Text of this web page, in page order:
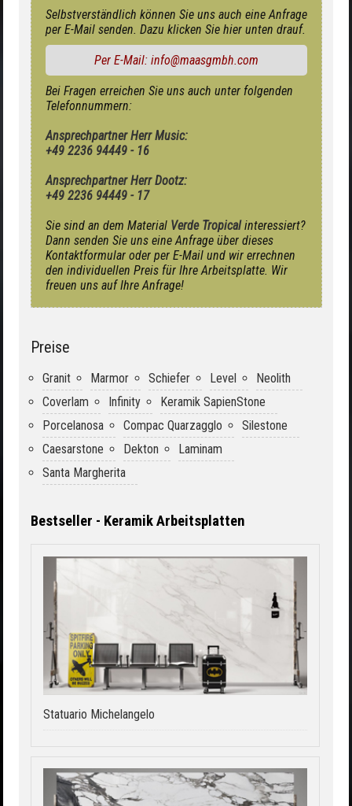
Selbstverständlich können Sie uns auch eine Anfrage
per E-Mail senden. Dazu klicken Sie hier unten drauf.
Per E-Mail: info@maasgmbh.com
Bei Fragen erreichen Sie uns auch unter folgenden
Telefonnummern:
Ansprechpartner Herr Music:
+49 2236 94449 - 16
Ansprechpartner Herr Dootz:
+49 2236 94449 - 17
Sie sind an dem Material Verde Tropicalinteressiert?
Dann senden Sie uns eine Anfrage über dieses
Kontaktformular oder per E-Mail und wir errechnen
den individuellen Preis für Ihre Arbeitsplatte. Wir
freuen uns auf Ihre Anfrage!
Preise
Granit Marmor Schiefer Level
Neolith
Coverlam
Infinity
Keramik SapienStone
Porcelanosa
Compac Quarzagglo
Silestone
Caesarstone
Dekton
Laminam
Santa Margherita
Bestseller - Keramik Arbeitsplatten
Statuario Michelangelo